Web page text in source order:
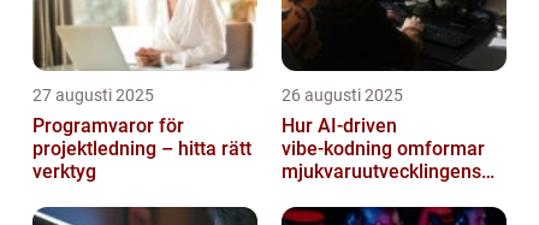
27 augusti 2025
Programvaror för
projektledning – hitta rätt
verktyg
26 augusti 2025
Hur AI‑driven
vibe‑kodning omformar
mjukvaruutvecklingens